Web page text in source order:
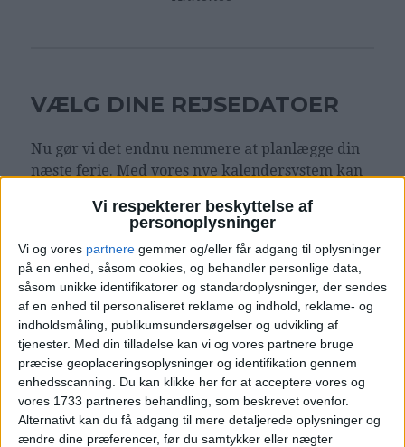
Vi respekterer beskyttelse af
personoplysninger
Vi og vores partnere gemmer og/eller får adgang til oplysninger
på en enhed, såsom cookies, og behandler personlige data,
såsom unikke identifikatorer og standardoplysninger, der sendes
af en enhed til personaliseret reklame og indhold, reklame- og
indholdsmåling, publikumsundersøgelser og udvikling af
tjenester. Med din tilladelse kan vi og vores partnere bruge
præcise geoplaceringsoplysninger og identifikation gennem
enhedsscanning. Du kan klikke her for at acceptere vores og
vores 1733 partneres behandling, som beskrevet ovenfor.
Alternativt kan du få adgang til mere detaljerede oplysninger og
ændre dine præferencer, før du samtykker eller nægter
VÆLG DINE REJSEDATOER
Nu gør vi det endnu nemmere at planlægge din
næste ferie. Med vores nye kalendersystem kan
det herunder:
Vælg egne datoer - eller de
alternative forslag
‹ ›
juni 2026
To Sø
U23 1 2 3 4 5 6 7
U24 8 9 10 11 12 13 14